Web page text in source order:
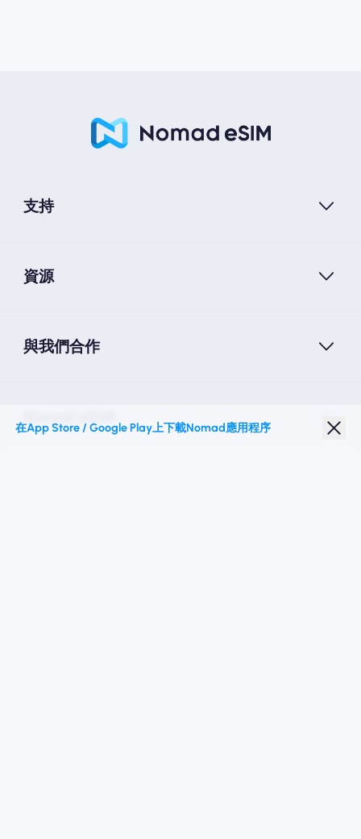
支持
資源
與我們合作
在App Store / Google Play上下載Nomad應用程序